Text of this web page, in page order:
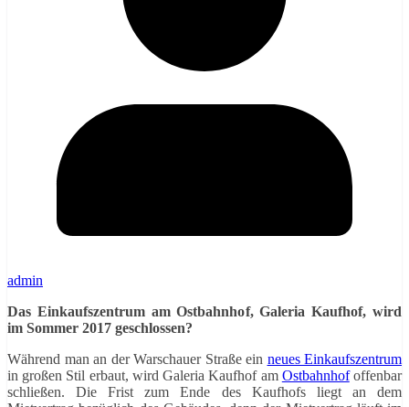
admin
Das Einkaufszentrum am Ostbahnhof, Galeria Kaufhof, wird
im Sommer 2017 geschlossen?
Während man an der Warschauer Straße ein neues Einkaufszentrum
in großen Stil erbaut, wird Galeria Kaufhof am Ostbahnhofoffenbar
schließen. Die Frist zum Ende des Kaufhofs liegt an dem